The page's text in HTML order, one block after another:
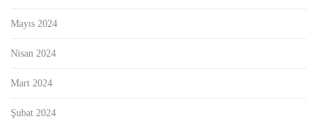
Mayıs 2024
Nisan 2024
Mart 2024
Şubat 2024